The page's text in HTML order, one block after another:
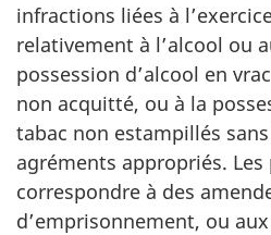
infractions liées à
relativement à l’alcool ou
possession d’alcool en
non acquitté, ou à la
tabac non estampillés
agréments appropriés.
correspondre à des
d’emprisonnement, ou